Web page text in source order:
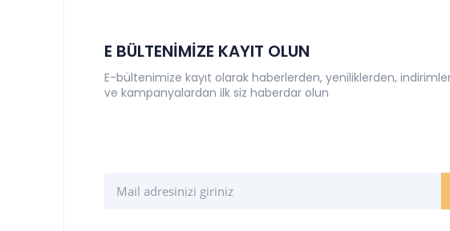
E BÜLTENİMİZE KAYIT OLUN
E-bültenimize kayıt olarak haberlerden, yeniliklerden,
ve kampanyalardan ilk siz haberdar olun